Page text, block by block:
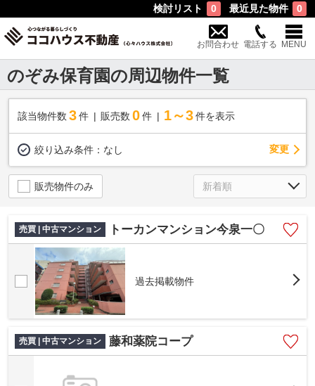
検討リスト 0 最近見た物件 0
お問合わせ 電話する MENU
のぞみ保育園の周辺物件一覧
該当物件数 3件 販売数 0 件 1～3 件を表示
絞り込み条件： なし 変更
販売物件のみ
売買 | 中古マンション トーカンマンション今泉一〇
過去掲載物件
売買 | 中古マンション 藤和薬院コープ